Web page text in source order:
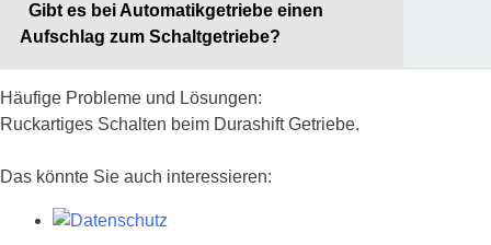
Gibt es bei Automatikgetriebe einen
Aufschlag zum Schaltgetriebe?
Häufige Probleme und Lösungen:
Ruckartiges Schalten beim Durashift Getriebe.
Das könnte Sie auch interessieren: